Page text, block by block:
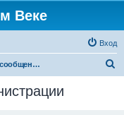
Веке
Вход
Отправить сообщение администрации